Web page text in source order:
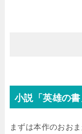
小説「英雄の
まずは本作のおお